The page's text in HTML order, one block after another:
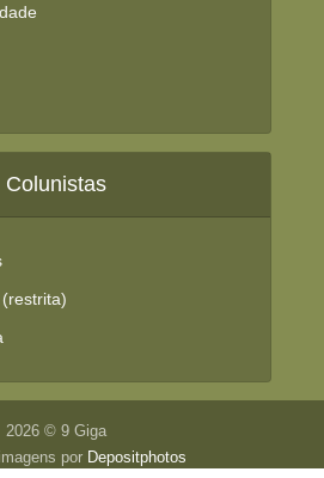
Colunistas
2026 © 9 Giga
por Depositphotos